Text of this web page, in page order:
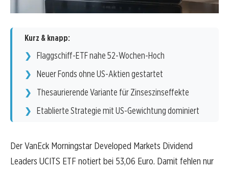
Kurz & knapp:
Flaggschiff-ETF nahe 52-Wochen-Hoch
Neuer Fonds ohne US-Aktien gestartet
Thesaurierende Variante für Zinseszinseffekte
Etablierte Strategie mit US-Gewichtung dominiert
Der VanEck Morningstar Developed Markets Dividend
Leaders UCITS ETF notiert bei 53,06 Euro. Damit fehlen nur